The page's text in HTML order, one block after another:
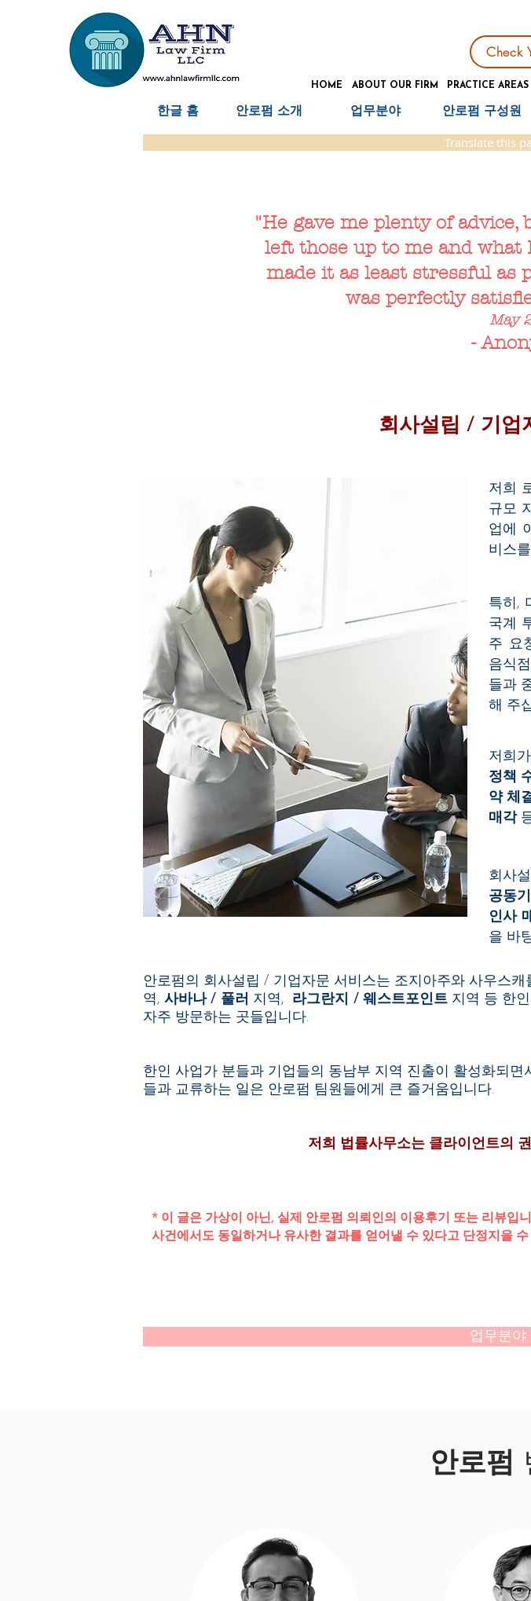
Check
HOME ABOUT OUR FIRM PRACTICE AREAS
한글 홈 안로펌 소개 업무분야 안로펌 구성원
Translate this
"He gave me plenty of advice,
left those up to me and
made it as least stressful as
was perfectly
May
-
회사설립 / 기업
저희
규모
업에
비스
특히,
국계
주 요
음식
들과
해 주
저희
정책
약 체
매각
회사
공동
인사
을 바
안로펌의 회사설립 / 기업자문 서비스는 조지아주와 사우스
역,사바나 / 풀러 지역, 라그란지 / 웨스트포인트지역 등 한인
자주 방문하는 곳들입니다.
한인 사업가 분들과 기업들의 동남부 지역 진출이 활성화되
들과 교류하는 일은 안로펌 팀원들에게 큰 즐거움입니다.
저희 법률사무소는 클라이언트의
* 이 글은 가상이 아닌, 실제 안로펌 의뢰인의 이용후기 또는 리뷰
사건에서도 동일하거나 유사한 결과를 얻어낼 수 있다고 단정지을 수
업무분야
안로펌